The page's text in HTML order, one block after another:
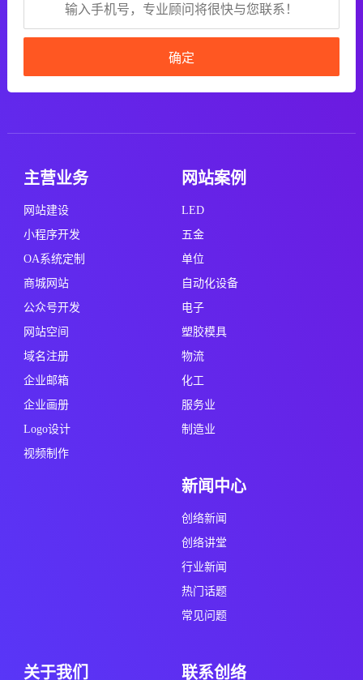
确定
主营业务
网站建设
小程序开发
OA系统定制
商城网站
公众号开发
网站空间
域名注册
企业邮箱
企业画册
Logo设计
视频制作
网站案例
LED
五金
单位
自动化设备
电子
塑胶模具
物流
化工
服务业
制造业
新闻中心
创络新闻
创络讲堂
行业新闻
热门话题
常见问题
关于我们 联系创络